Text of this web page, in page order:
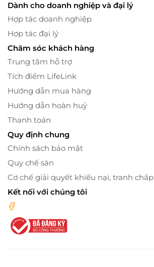
Dành cho doanh nghiệp và đại lý
Hợp tác doanh nghiệp
Hợp tác đại lý
Chăm sóc khách hàng
Trung tâm hỗ trợ
Tích điểm LifeLink
Hướng dẫn mua hàng
Hướng dẫn hoàn huỷ
Thanh toán
Quy định chung
Chính sách bảo mật
Quy chế sàn
Cơ chế giải quyết khiếu nại, tranh chấp
Kết nối với chúng tôi